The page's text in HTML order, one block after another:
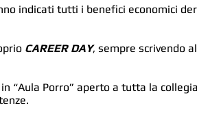
indicati tutti i benefici economici
CAREER DAY, sempre scrivendo
“Aula Porro” aperto a tutta la